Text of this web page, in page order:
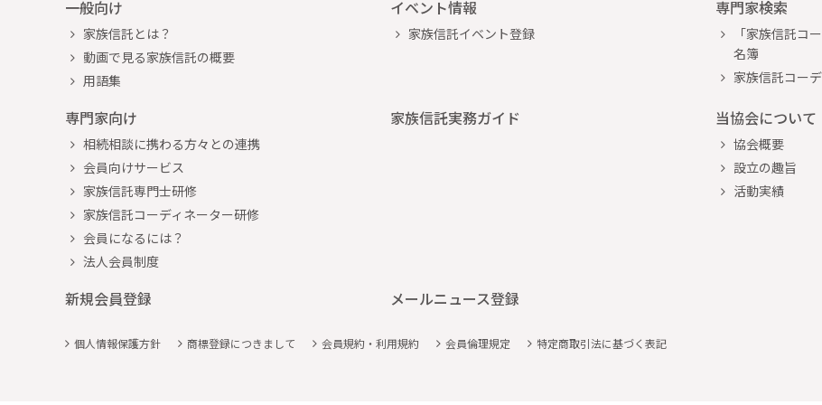
一般向け
家族信託とは？
動画で見る家族信託の概要
用語集
イベント情報
家族信託イベント登録
専門家検索
「家族信託コ
名簿
家族信託コー
専門家向け
相続相談に携わる方々との連携
会員向けサービス
家族信託専門士研修
家族信託コーディネーター研修
会員になるには？
法人会員制度
家族信託実務ガイド 当協会について
協会概要
設立の趣旨
活動実績
新規会員登録 メールニュース登録
個人情報保護方針 商標登録につきまして 会員規約・利用規約 会員倫理規定 特定商取引法に基づく表記